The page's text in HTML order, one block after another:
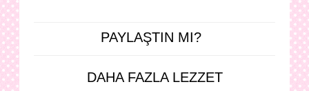
PAYLAŞTIN MI?
DAHA FAZLA LEZZET